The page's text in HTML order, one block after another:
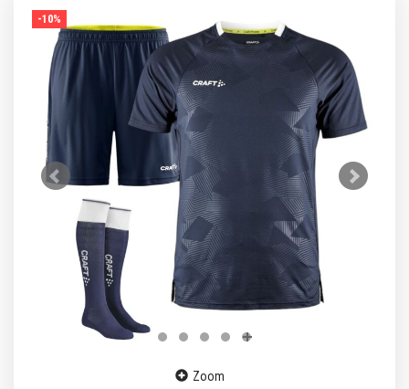
-10%
Zoom